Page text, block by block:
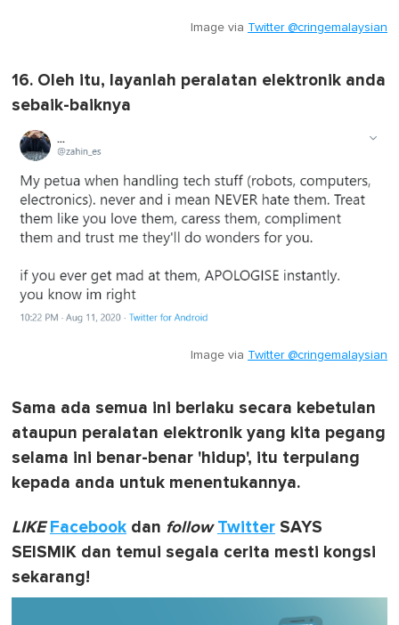
Image via Twitter @cringemalaysian
16. Oleh itu, layanlah peralatan elektronik anda
sebaik-baiknya
Image via Twitter @cringemalaysian
Sama ada semua ini berlaku secara kebetulan
ataupun peralatan elektronik yang kita pegang
selama ini benar-benar 'hidup', itu terpulang
kepada anda untuk menentukannya.
LIKE Facebook dan follow Twitter SAYS
SEISMIK dan temui segala cerita mesti kongsi
sekarang!